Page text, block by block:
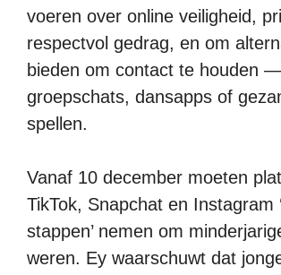
voeren over online veiligheid,
respectvol gedrag, en om
bieden om contact te houden
groepschats, dansapps of
spellen.
Vanaf 10 december moeten
TikTok, Snapchat en Instagram
stappen’ nemen om
weren. Ey waarschuwt dat